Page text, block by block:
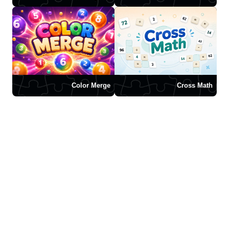
Cross Math
Color Merge